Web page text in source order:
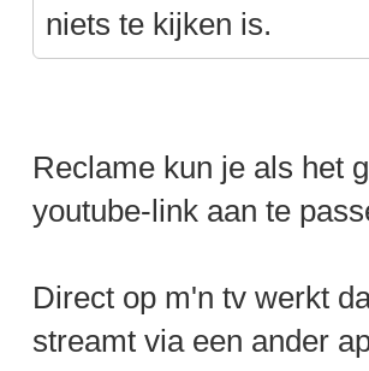
niets te kijken is.
Reclame kun je als het
youtube-link aan te
Direct op m'n tv werkt
streamt via een ander